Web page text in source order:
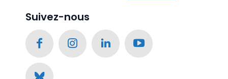
Suivez-nous